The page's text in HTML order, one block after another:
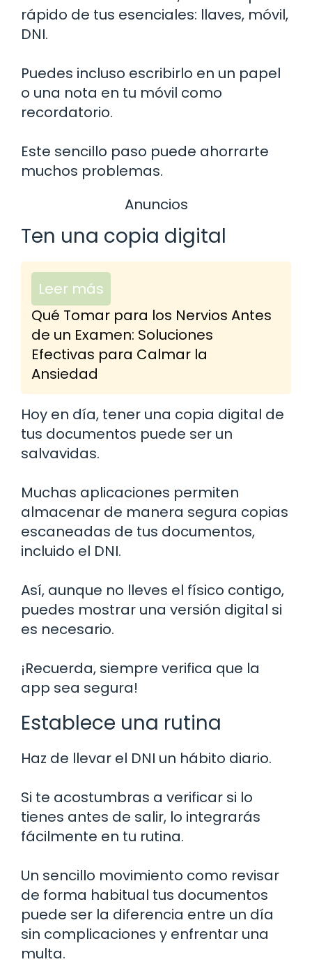
rápido de tus esenciales: llaves, móvil,
DNI.
Puedes incluso escribirlo en un papel
o una nota en tu móvil como
recordatorio.
Este sencillo paso puede ahorrarte
muchos problemas.
Anuncios
Ten una copia digital
Leer más
Qué Tomar para los Nervios Antes
de un Examen: Soluciones
Efectivas para Calmar la
Ansiedad
Hoy en día, tener una copia digital de
tus documentos puede ser un
salvavidas.
Muchas aplicaciones permiten
almacenar de manera segura copias
escaneadas de tus documentos,
incluido el DNI.
Así, aunque no lleves el físico contigo,
puedes mostrar una versión digital si
es necesario.
¡Recuerda, siempre verifica que la
app sea segura!
Establece una rutina
Haz de llevar el DNI un hábito diario.
Si te acostumbras a verificar si lo
tienes antes de salir, lo integrarás
fácilmente en tu rutina.
Un sencillo movimiento como revisar
de forma habitual tus documentos
puede ser la diferencia entre un día
sin complicaciones y enfrentar una
multa.